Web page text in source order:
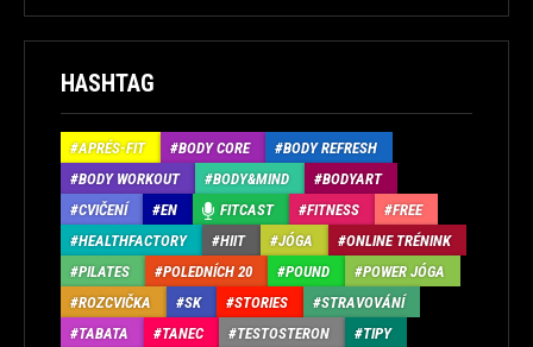
HASHTAG
APRÉS-FIT BODY CORE
BODY REFRESH
BODY WORKOUT
BODY&MIND
BODYART
CVIČENÍ
EN FITCAST FITNESS
FREE
HEALTHFACTORY
HIIT JÓGA
ONLINE TRÉNINK
PILATES
POLEDNÍCH 20 POUND
POWER JÓGA
ROZCVIČKA
SK STORIES
STRAVOVÁNÍ
TABATA
TANEC TESTOSTERON
TIPY